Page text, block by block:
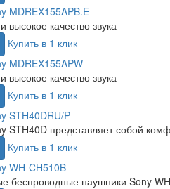
MDREX155APB.E
высокое качество звука
Купить в 1 клик
MDREX155APW
высокое качество звука
Купить в 1 клик
STH40DRU/P
STH40D представляет собой
Купить в 1 клик
WH-CH510B
беспроводные наушники Sony